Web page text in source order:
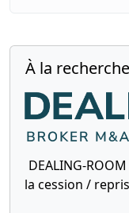
À la
DEALING-
la cession /